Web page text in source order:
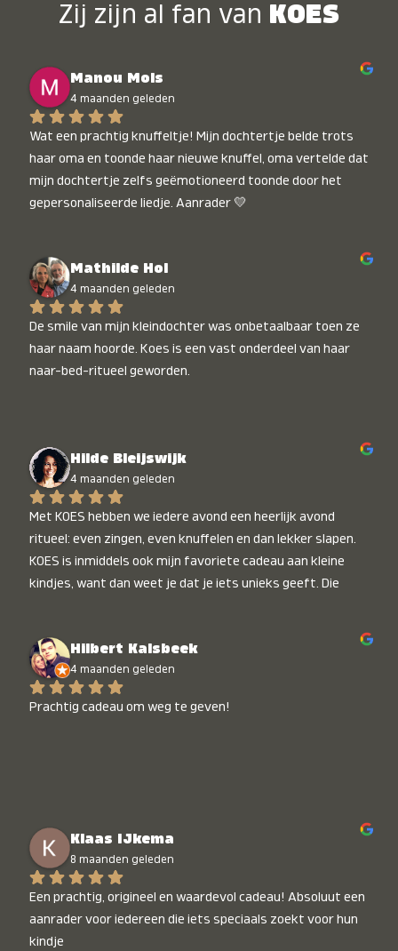
Zij zijn al fan van KOES
Manou Mols
4 maanden geleden
Wat een prachtig knuffeltje! Mijn dochtertje belde trots
haar oma en toonde haar nieuwe knuffel, oma vertelde dat
mijn dochtertje zelfs geëmotioneerd toonde door het
gepersonaliseerde liedje. Aanrader 💛
Mathilde Hol
4 maanden geleden
De smile van mijn kleindochter was onbetaalbaar toen ze
haar naam hoorde. Koes is een vast onderdeel van haar
naar-bed-ritueel geworden.
Hilde Bleijswijk
4 maanden geleden
Met KOES hebben we iedere avond een heerlijk avond
ritueel: even zingen, even knuffelen en dan lekker slapen.
KOES is inmiddels ook mijn favoriete cadeau aan kleine
kindjes, want dan weet je dat je iets unieks geeft. Die
Hilbert Kalsbeek
4 maanden geleden
Prachtig cadeau om weg te geven!
Klaas IJkema
8 maanden geleden
Een prachtig, origineel en waardevol cadeau! Absoluut een
aanrader voor iedereen die iets speciaals zoekt voor hun
kindje